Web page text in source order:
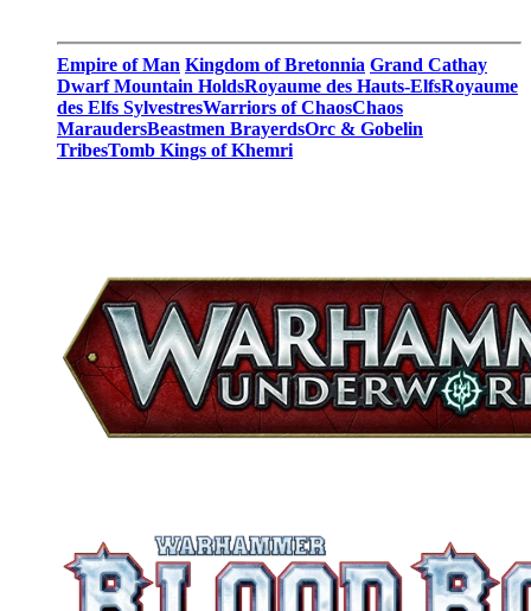
Empire of Man Kingdom of Bretonnia Grand Cathay
Dwarf Mountain HoldsRoyaume des Hauts-ElfsRoyaume
des Elfs SylvestresWarriors of ChaosChaos
MaraudersBeastmen BrayerdsOrc & Gobelin
TribesTomb Kings of Khemri